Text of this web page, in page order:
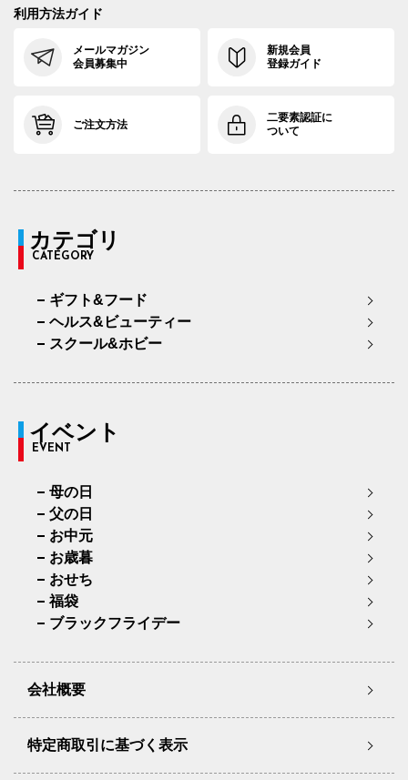
利用方法ガイド
メールマガジン
会員募集中
新規会員
登録ガイド
ご注文方法
二要素認証に
ついて
カテゴリ
CATEGORY
ギフト&フード
ヘルス&ビューティー
スクール&ホビー
イベント
EVENT
母の日
父の日
お中元
お歳暮
おせち
福袋
ブラックフライデー
会社概要
特定商取引に基づく表示